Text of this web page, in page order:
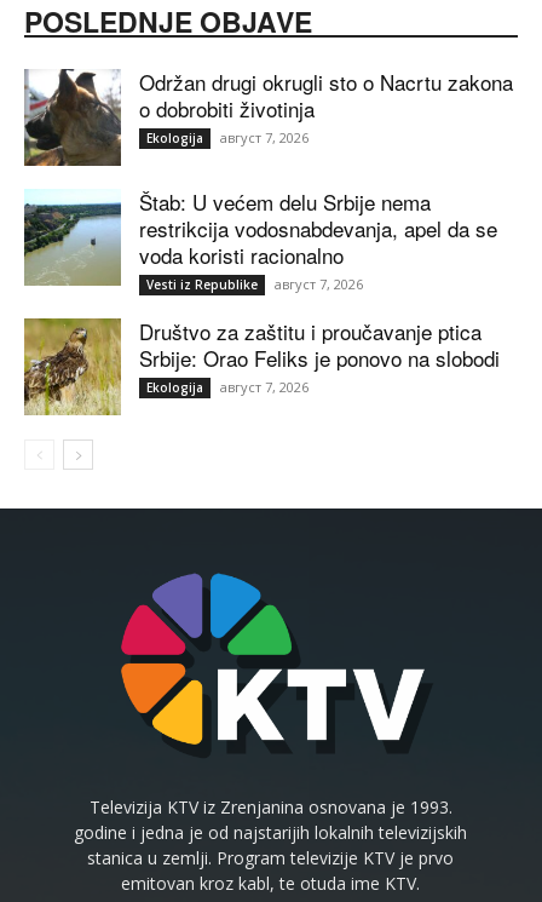
POSLEDNJE OBJAVE
Održan drugi okrugli sto o Nacrtu zakona
o dobrobiti životinja
Ekologija август 7, 2026
Štab: U većem delu Srbije nema
restrikcija vodosnabdevanja, apel da se
voda koristi racionalno
Vesti iz Republike август 7, 2026
Društvo za zaštitu i proučavanje ptica
Srbije: Orao Feliks je ponovo na slobodi
Ekologija август 7, 2026
Televizija KTV iz Zrenjanina osnovana je 1993.
godine i jedna je od najstarijih lokalnih televizijskih
stanica u zemlji. Program televizije KTV je prvo
emitovan kroz kabl, te otuda ime KTV.